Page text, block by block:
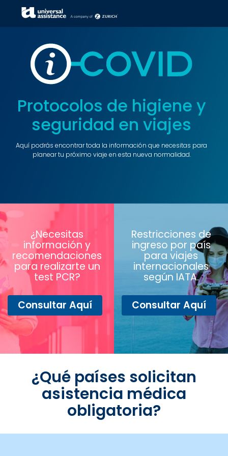
Protocolos de higiene y
seguridad en viajes
Aquí podrás encontrar toda la información que necesitas para
planear tu próximo viaje en esta nueva normalidad.
Consultar Aquí
¿Necesitas
información y
recomendaciones
para realizarte un
test PCR?
Restricciones de
ingreso por país
para viajes
internacionales
según IATA.
Consultar Aquí
¿Qué países solicitan
asistencia médica
obligatoria?